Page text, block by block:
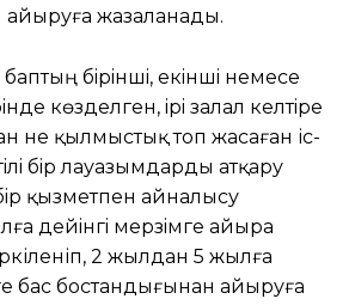
жазаланады.
баптың бiрiншi, екiншi немесе
көзделген, iрi залал келтiре
не қылмыстық топ жасаған іс-
бiр лауазымдарды атқару
қызметпен айналысу
дейiнгi мерзiмге айыра
2 жылдан 5 жылға
бас бостандығынан айыруға